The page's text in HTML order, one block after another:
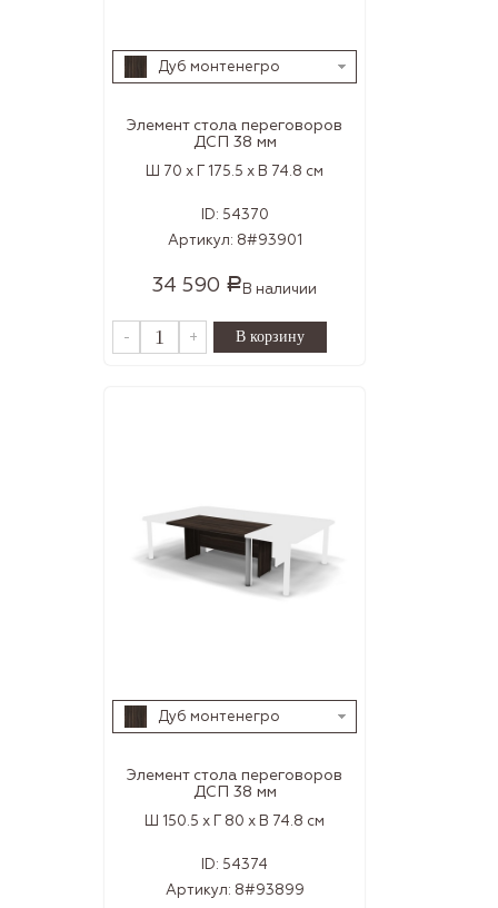
Дуб монтенегро
Элемент стола переговоров
ДСП 38 мм
Ш 70 x Г 175.5 x В 74.8 см
ID: 54370
Артикул: 8#93901
34 590 РВ наличии
- +
Дуб монтенегро
Элемент стола переговоров
ДСП 38 мм
Ш 150.5 x Г 80 x В 74.8 см
ID: 54374
Артикул: 8#93899